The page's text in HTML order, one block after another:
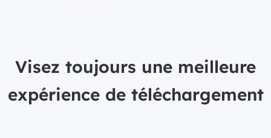
Visez toujours une meilleure
expérience de téléchargement